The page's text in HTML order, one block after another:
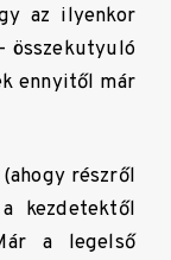
az ilyenkor
összekutyuló
ennyitől már
részről
kezdetektől
a legelső